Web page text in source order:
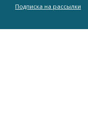
Подписка на рассылки